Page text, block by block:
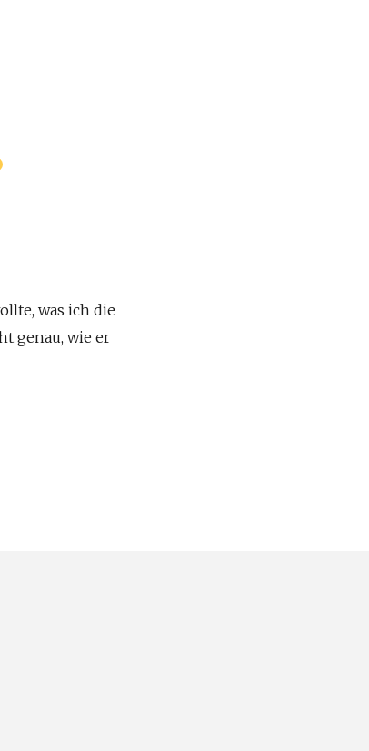
was ich die
genau, wie er